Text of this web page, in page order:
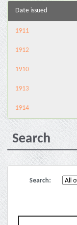
Date issued
1911
1912
1910
1913
1914
Search
Search: